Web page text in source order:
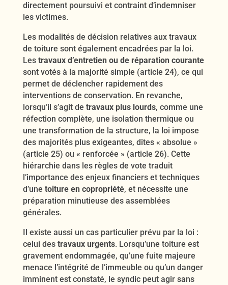
directement poursuivi et contraint d’indemniser
les victimes.
Les modalités de décision relatives aux travaux
de toiture sont également encadrées par la loi.
Les travaux d’entretien ou de réparation courante
sont votés à la majorité simple (article 24), ce qui
permet de déclencher rapidement des
interventions de conservation. En revanche,
lorsqu’il s’agit de travaux plus lourds, comme une
réfection complète, une isolation thermique ou
une transformation de la structure, la loi impose
des majorités plus exigeantes, dites « absolue »
(article 25) ou « renforcée » (article 26). Cette
hiérarchie dans les règles de vote traduit
l’importance des enjeux financiers et techniques
d’une toiture en copropriété, et nécessite une
préparation minutieuse des assemblées
générales.
Il existe aussi un cas particulier prévu par la loi :
celui des travaux urgents. Lorsqu’une toiture est
gravement endommagée, qu’une fuite majeure
menace l’intégrité de l’immeuble ou qu’un danger
imminent est constaté, le syndic peut agir sans